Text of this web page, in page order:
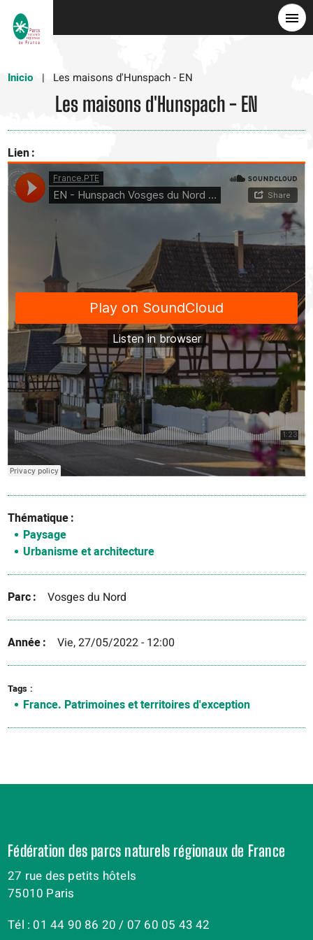
Inicio
Les maisons d'Hunspach - EN
Les maisons d'Hunspach - EN
Lien
Thématique
Paysage
Urbanisme et architecture
Parc Vosges du Nord
Année Vie, 27/05/2022 - 12:00
Tags
France. Patrimoines et territoires d'exception
Fédération des parcs naturels régionaux de France
27 rue des petits hôtels
75010 Paris
Tél : 01 44 90 86 20 / 07 60 05 43 42